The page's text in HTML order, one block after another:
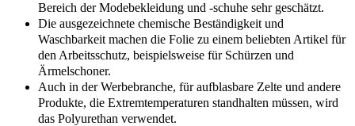
Bereich der Modebekleidung und -schuhe sehr geschätzt.
Die ausgezeichnete chemische Beständigkeit und
Waschbarkeit machen die Folie zu einem beliebten Artikel für
den Arbeitsschutz, beispielsweise für Schürzen und
Ärmelschoner.
Auch in der Werbebranche, für aufblasbare Zelte und andere
Produkte, die Extremtemperaturen standhalten müssen, wird
das Polyurethan verwendet.